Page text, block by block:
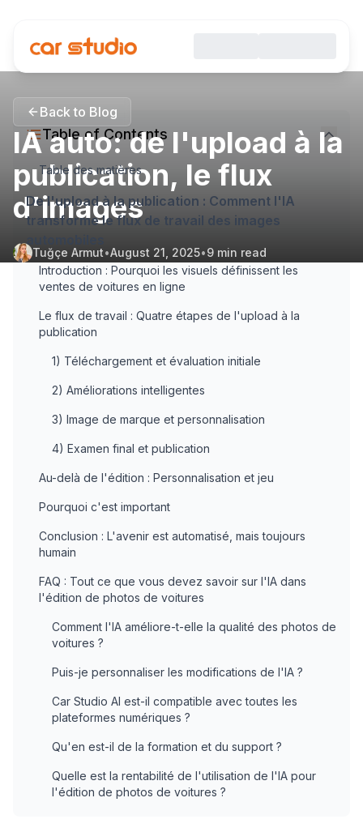
Back to Blog
IA auto: de l'upload à la
publication, le flux
d'images
Tuğçe Armut•August 21, 2025•9 min read
Table of Contents
Table des matières
De l'upload à la publication : Comment l'IA
transforme le flux de travail des images
automobiles
Introduction : Pourquoi les visuels définissent les
ventes de voitures en ligne
Le flux de travail : Quatre étapes de l'upload à la
publication
1) Téléchargement et évaluation initiale
2) Améliorations intelligentes
3) Image de marque et personnalisation
4) Examen final et publication
Au-delà de l'édition : Personnalisation et jeu
Pourquoi c'est important
Conclusion : L'avenir est automatisé, mais toujours
humain
FAQ : Tout ce que vous devez savoir sur l'IA dans
l'édition de photos de voitures
Comment l'IA améliore-t-elle la qualité des photos de
voitures ?
Puis-je personnaliser les modifications de l'IA ?
Car Studio AI est-il compatible avec toutes les
plateformes numériques ?
Qu'en est-il de la formation et du support ?
Quelle est la rentabilité de l'utilisation de l'IA pour
l'édition de photos de voitures ?